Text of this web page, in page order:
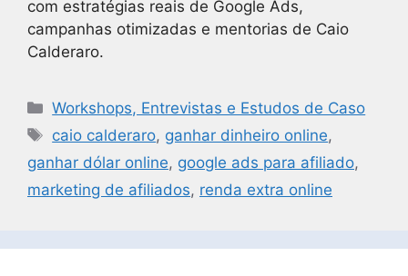
com estratégias reais de Google Ads,
campanhas otimizadas e mentorias de Caio
Calderaro.
Workshops, Entrevistas e Estudos de Caso
caio calderaro, ganhar dinheiro online,
ganhar dólar online, google ads para afiliado,
marketing de afiliados, renda extra online